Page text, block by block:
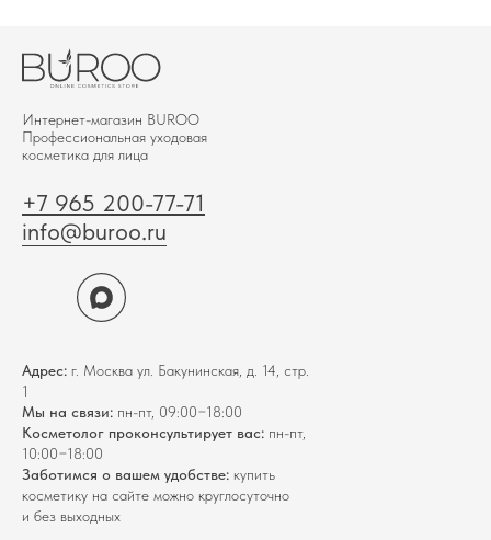
Адрес: г. Москва ул. Бакунинская, д. 14, стр.
1
Мы на связи: пн-пт, 09:00−18:00
Косметолог проконсультирует вас: пн-пт,
10:00−18:00
Заботимся о вашем удобстве: купить
косметику на сайте можно круглосуточно
и без выходных
+7 965 200-77-71
info@buroo.ru
Интернет-магазин BUROО
Профессиональная уходовая
косметика для лица